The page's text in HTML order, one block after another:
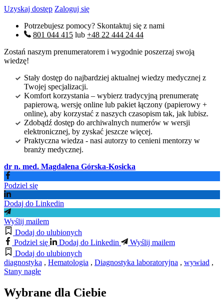
Uzyskaj dostęp Zaloguj się
Potrzebujesz pomocy? Skontaktuj się z nami
801 044 415 lub +48 22 444 24 44
Zostań naszym prenumeratorem i wygodnie poszerzaj swoją
wiedzę!
Stały dostęp do najbardziej aktualnej wiedzy medycznej z
Twojej specjalizacji.
Komfort korzystania – wybierz tradycyjną prenumeratę
papierową, wersję online lub pakiet łączony (papierowy +
online), aby korzystać z naszych czasopism tak, jak lubisz.
Zdobądź dostęp do archiwalnych numerów w wersji
elektronicznej, by zyskać jeszcze więcej.
Praktyczna wiedza - nasi autorzy to cenieni mentorzy w
branży medycznej.
dr n. med. Magdalena Górska-Kosicka
Podziel się
Dodaj do Linkedin
Wyślij mailem
Dodaj do ulubionych
Podziel się
Dodaj do Linkedin
Wyślij mailem
Dodaj do ulubionych
diagnostyka , Hematologia , Diagnostyka laboratoryjna , wywiad ,
Stany nagłe
Wybrane dla Ciebie